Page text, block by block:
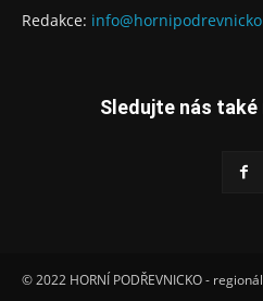
Redakce:
Sledujte nás také
© 2022 HORNÍ PODŘEVNICKO -